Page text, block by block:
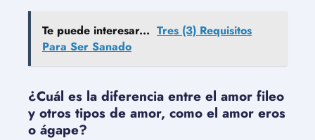
Te puede interesar... Tres (3) Requisitos
Para Ser Sanado
¿Cuál es la diferencia entre el amor fileo
y otros tipos de amor, como el amor eros
o ágape?